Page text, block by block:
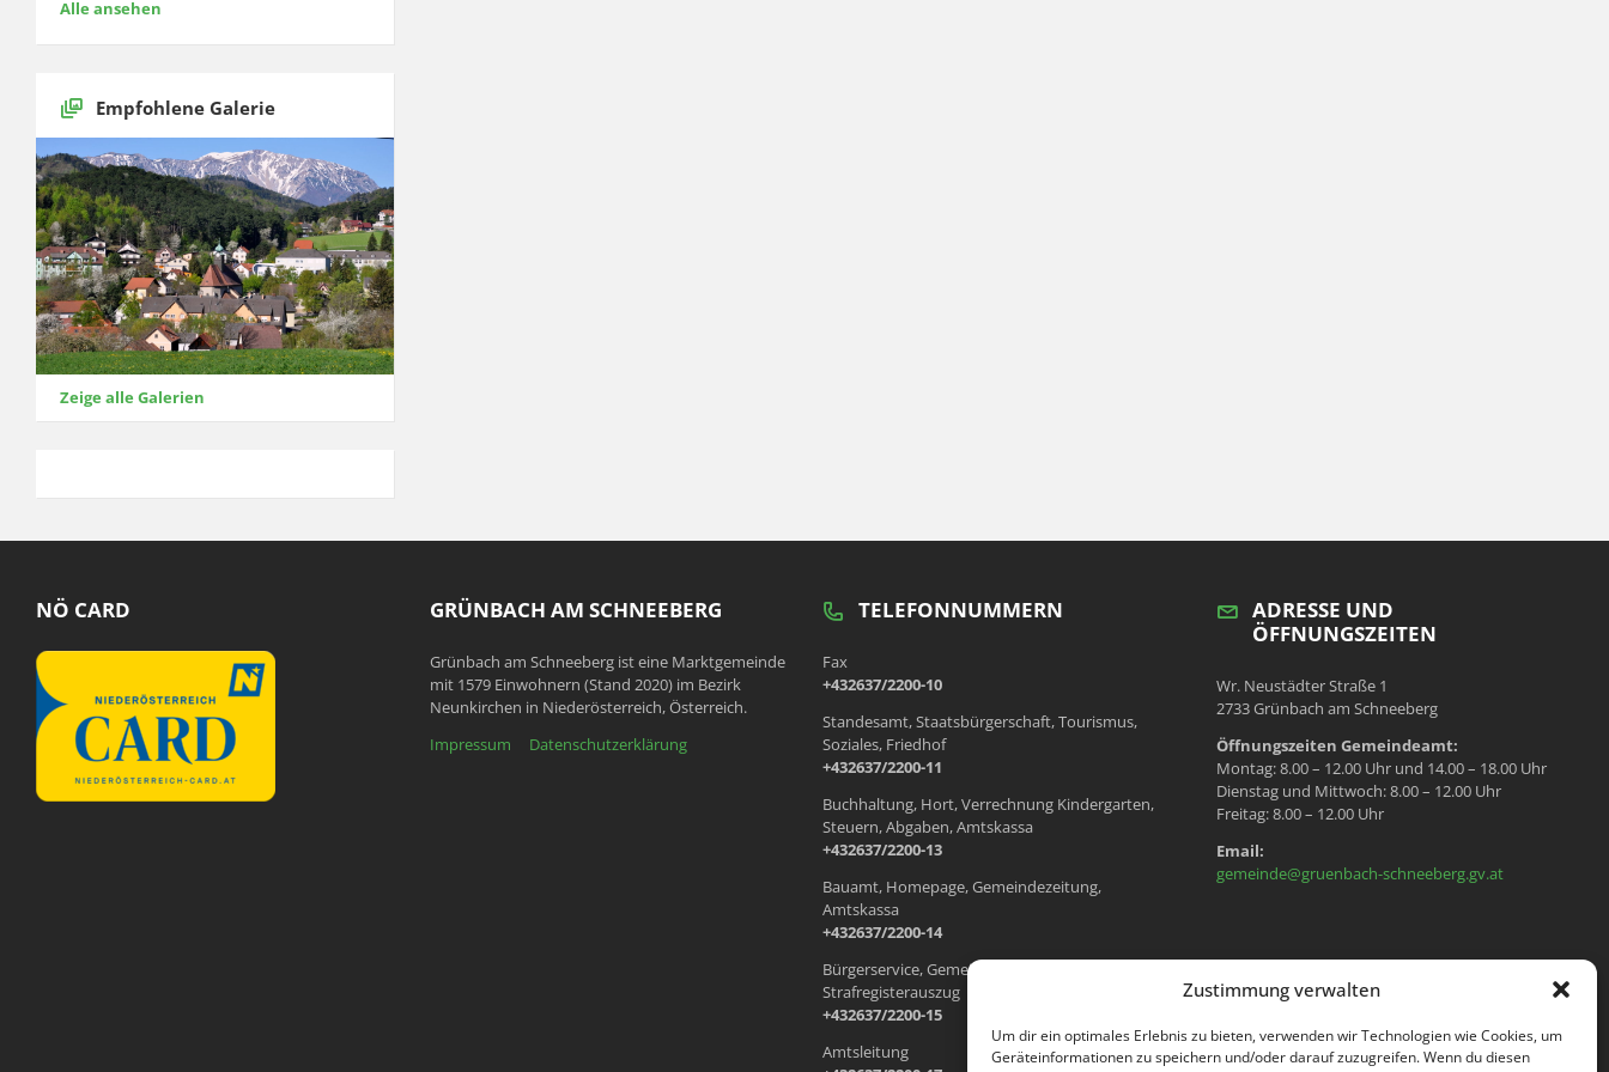
Zustimmung verwalten
Um dir ein optimales Erlebnis zu bieten, verwenden wir Technologien wie Cookies, um
Geräteinformationen zu speichern und/oder darauf zuzugreifen. Wenn du diesen
Alle ansehen
Empfohlene Galerie
Zeige alle Galerien
NÖ CARD GRÜNBACH AM SCHNEEBERG
Grünbach am Schneeberg ist eine Marktgemeinde
mit 1579 Einwohnern (Stand 2020) im Bezirk
Neunkirchen in Niederösterreich, Österreich.
Impressum
Datenschutzerklärung
TELEFONNUMMERN
Fax
+432637/2200-10
Standesamt, Staatsbürgerschaft, Tourismus,
Soziales, Friedhof
+432637/2200-11
Buchhaltung, Hort, Verrechnung Kindergarten,
Steuern, Abgaben, Amtskassa
+432637/2200-13
Bauamt, Homepage, Gemeindezeitung,
Amtskassa
+432637/2200-14
Bürgerservice, Gemeindewohnungen, Meldeamt,
Strafregisterauszug
+432637/2200-15
Amtsleitung
ADRESSE UND
ÖFFNUNGSZEITEN
Wr. Neustädter Straße 1
2733 Grünbach am Schneeberg
Öffnungszeiten Gemeindeamt:
Montag: 8.00 – 12.00 Uhr und 14.00 – 18.00 Uhr
Dienstag und Mittwoch: 8.00 – 12.00 Uhr
Freitag: 8.00 – 12.00 Uhr
Email:
gemeinde@gruenbach-schneeberg.gv.at